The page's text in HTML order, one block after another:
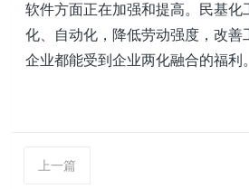
软件方面正在加强和提高。民基化
化、自动化，降低劳动强度，改善
企业都能受到企业两化融合的福利。
上一篇